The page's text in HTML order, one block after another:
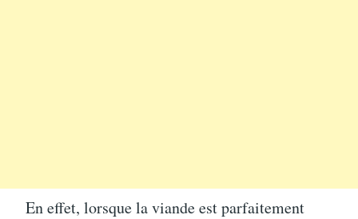
En effet, lorsque la viande est parfaitement